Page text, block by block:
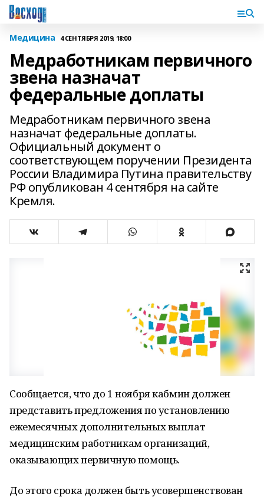
Медицина 4 СЕНТЯБРЯ 2019, 18:00
Медработникам первичного
звена назначат
федеральные доплаты
Медработникам первичного звена
назначат федеральные доплаты.
Официальный документ о
соответствующем поручении Президента
России Владимира Путина правительству
РФ опубликован 4 сентября на сайте
Кремля.
Сообщается, что до 1 ноября кабмин должен
представить предложения по установлению
ежемесячных дополнительных выплат
медицинским работникам организаций,
оказывающих первичную помощь.
До этого срока должен быть усовершенствован